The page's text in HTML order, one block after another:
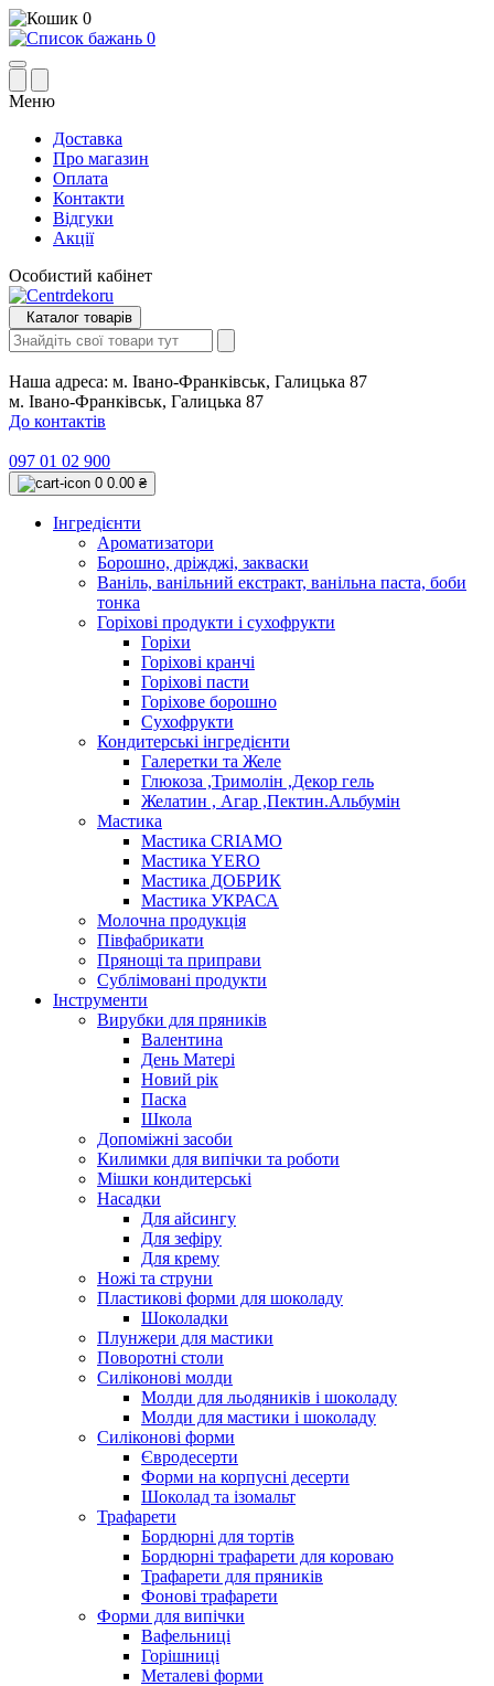
0
0
Меню
Доставка
Про магазин
Оплата
Контакти
Відгуки
Акції
Особистий кабінет
Каталог товарів
Наша адреса: м. Івано-Франківськ, Галицька 87
м. Івано-Франківськ, Галицька 87
До контактів
097 01 02 900
0 0.00 ₴
Інгредієнти
Ароматизатори
Борошно, дріжджі, закваски
Ваніль, ванільний екстракт, ванільна паста, боби
тонка
Горіхові продукти і сухофрукти
Горіхи
Горіхові кранчі
Горіхові пасти
Горіхове борошно
Сухофрукти
Кондитерські інгредієнти
Галеретки та Желе
Глюкоза ,Тримолін ,Декор гель
Желатин , Агар ,Пектин.Альбумін
Мастика
Мастика CRIAMO
Мастика YERO
Мастика ДОБРИК
Мастика УКРАСА
Молочна продукція
Півфабрикати
Прянощі та приправи
Сублімовані продукти
Інструменти
Вирубки для пряників
Валентина
День Матері
Новий рік
Паска
Школа
Допоміжні засоби
Килимки для випічки та роботи
Мішки кондитерські
Насадки
Для айсингу
Для зефіру
Для крему
Ножі та струни
Пластикові форми для шоколаду
Шоколадки
Плунжери для мастики
Поворотні столи
Силіконові молди
Молди для льодяників і шоколаду
Молди для мастики і шоколаду
Силіконові форми
Євродесерти
Форми на корпусні десерти
Шоколад та ізомальт
Трафарети
Бордюрні для тортів
Бордюрні трафарети для короваю
Трафарети для пряників
Фонові трафарети
Форми для випічки
Вафельниці
Горішниці
Металеві форми